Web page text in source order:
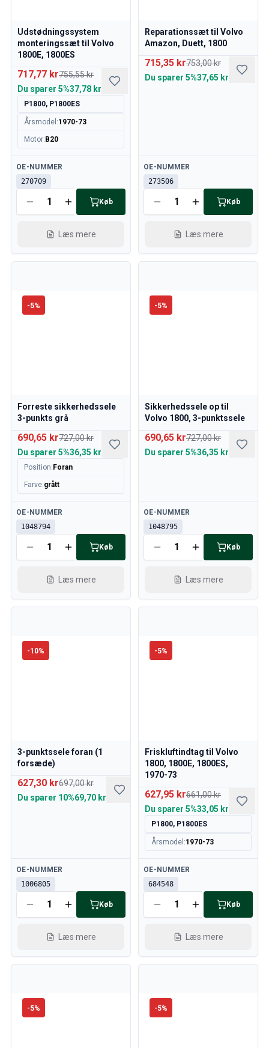
Udstødningssystem
monteringssæt til Volvo
1800E, 1800ES
717,77 kr755,55 kr
Du sparer 5%37,78 kr
P1800, P1800ES
Årsmodel :1970-73
Motor: B20
Tilgængelig
OE-NUMMER
270709
Køb
Læs mere
Reparationssæt til Volvo
Amazon, Duett, 1800
715,35 kr753,00 kr
Du sparer 5%37,65 kr
Tilgængelig
OE-NUMMER
273506
Køb
Læs mere
-5%
Forreste sikkerhedssele
3-punkts grå
690,65 kr727,00 kr
Du sparer 5%36,35 kr
Position: Foran
Farve:grått
Tilgængelig
OE-NUMMER
1048794
Køb
Læs mere
-5%
Sikkerhedssele op til
Volvo 1800, 3-punktssele
690,65 kr727,00 kr
Du sparer 5%36,35 kr
Tilgængelig
OE-NUMMER
1048795
Køb
Læs mere
-10%
3-punktssele foran (1
forsæde)
627,30 kr697,00 kr
Du sparer 10%69,70 kr
Tilgængelig
OE-NUMMER
1006805
Køb
Læs mere
-5%
Friskluftindtag til Volvo
1800, 1800E, 1800ES,
1970-73
627,95 kr661,00 kr
Du sparer 5%33,05 kr
P1800, P1800ES
Årsmodel :1970-73
Tilgængelig
OE-NUMMER
684548
Køb
Læs mere
-5% -5%